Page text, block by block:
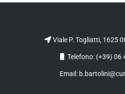
Viale P. Togliatti, 1625
Telefono: (+39) 06
Email: